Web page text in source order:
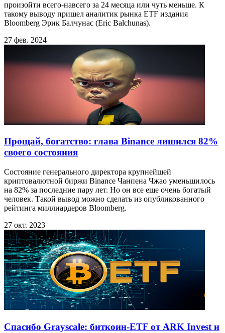
произойти всего-навсего за 24 месяца или чуть меньше. К
такому выводу пришел аналитик рынка ETF издания
Bloomberg Эрик Балчунас (Eric Balchunas).
27 фев. 2024
Прощай, богатство: глава Binance лишился 82%
своего состояния
Состояние генерального директора крупнейшей
криптовалютной биржи Binance Чанпена Чжао уменьшилось
на 82% за последние пару лет. Но он все еще очень богатый
человек. Такой вывод можно сделать из опубликованного
рейтинга миллиардеров Bloomberg.
27 окт. 2023
Спасибо Grayscale: биткоин-ETF от ARK Invest и